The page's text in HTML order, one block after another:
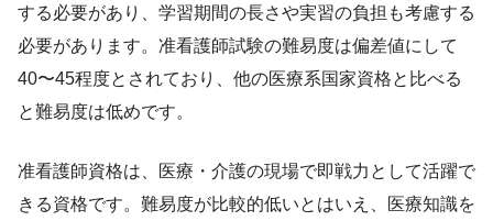
する必要があり、学習期間の長さや実習の負担も考慮する
必要があります。准看護師試験の難易度は偏差値にして
40〜45程度とされており、他の医療系国家資格と比べる
と難易度は低めです。
准看護師資格は、医療・介護の現場で即戦力として活躍で
きる資格です。難易度が比較的低いとはいえ、医療知識を